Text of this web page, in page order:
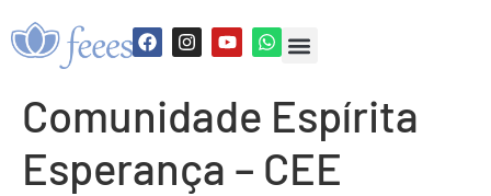
Comunidade Espírita
Esperança – CEE